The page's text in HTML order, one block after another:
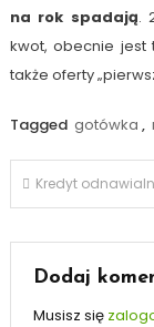
na rok spadają.
kwot, obecnie jest
także oferty
Tagged gotówka ,
wpisu
Kredyt odnawialny – co warto
Dodaj
Musisz się